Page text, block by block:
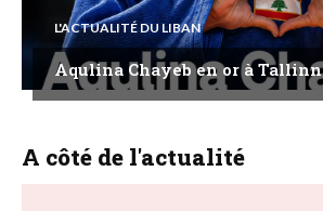
L'ACTUALITÉ DU LIBAN
Aqulina Chayeb en or à Tallinn
A côté de l'actualité